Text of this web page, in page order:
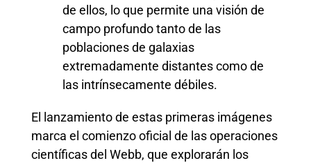
de ellos, lo que permite una visión de
campo profundo tanto de las
poblaciones de galaxias
extremadamente distantes como de
las intrínsecamente débiles.
El lanzamiento de estas primeras imágenes
marca el comienzo oficial de las operaciones
científicas del Webb, que explorarán los